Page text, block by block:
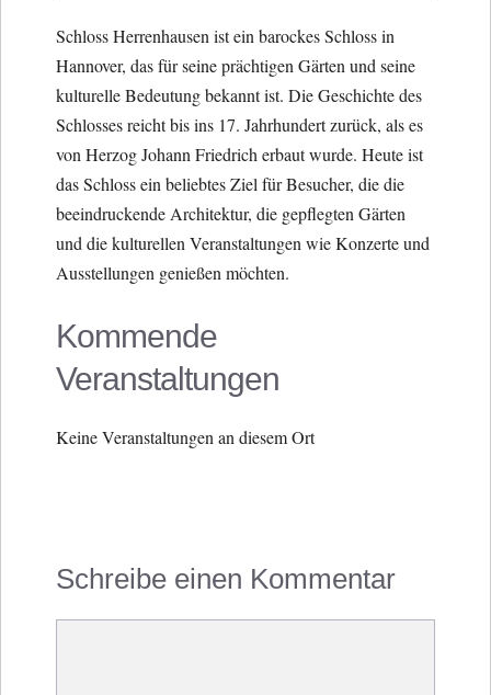
Schloss Herrenhausen ist ein barockes Schloss in
Hannover, das für seine prächtigen Gärten und seine
kulturelle Bedeutung bekannt ist. Die Geschichte des
Schlosses reicht bis ins 17. Jahrhundert zurück, als es
von Herzog Johann Friedrich erbaut wurde. Heute ist
das Schloss ein beliebtes Ziel für Besucher, die die
beeindruckende Architektur, die gepflegten Gärten
und die kulturellen Veranstaltungen wie Konzerte und
Ausstellungen genießen möchten.
Kommende
Veranstaltungen
Keine Veranstaltungen an diesem Ort
Schreibe einen Kommentar